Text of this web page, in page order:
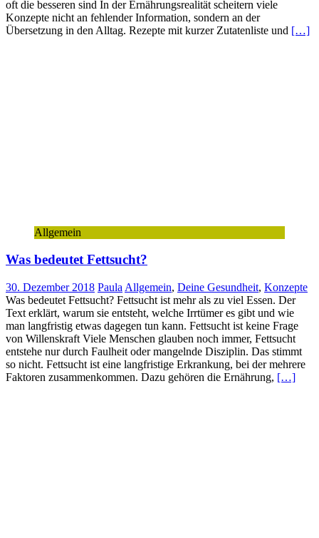
oft die besseren sind In der Ernährungsrealität scheitern viele
Konzepte nicht an fehlender Information, sondern an der
Übersetzung in den Alltag. Rezepte mit kurzer Zutatenliste und […]
Allgemein
Was bedeutet Fettsucht?
30. Dezember 2018 Paula Allgemein, Deine Gesundheit, Konzepte
Was bedeutet Fettsucht? Fettsucht ist mehr als zu viel Essen. Der
Text erklärt, warum sie entsteht, welche Irrtümer es gibt und wie
man langfristig etwas dagegen tun kann. Fettsucht ist keine Frage
von Willenskraft Viele Menschen glauben noch immer, Fettsucht
entstehe nur durch Faulheit oder mangelnde Disziplin. Das stimmt
so nicht. Fettsucht ist eine langfristige Erkrankung, bei der mehrere
Faktoren zusammenkommen. Dazu gehören die Ernährung, […]